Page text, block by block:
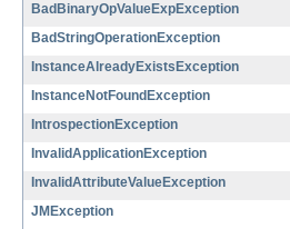
BadBinaryOpValueExpException
BadStringOperationException
InstanceAlreadyExistsException
InstanceNotFoundException
IntrospectionException
InvalidApplicationException
InvalidAttributeValueException
JMException